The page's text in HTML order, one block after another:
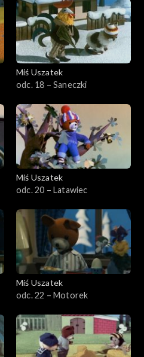
Miś Uszatek
odc. 18 – Saneczki
Miś Uszatek
odc. 20 – Latawiec
Miś Uszatek
odc. 22 – Motorek